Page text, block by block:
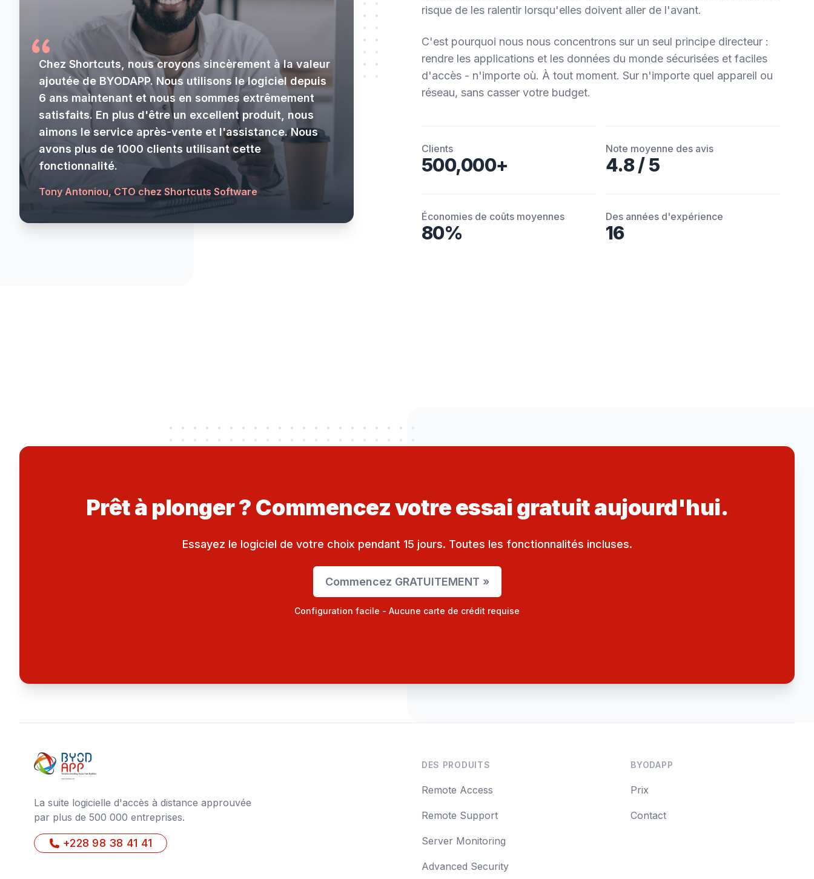
Chez Shortcuts, nous croyons sincèrement à la valeur
ajoutée de BYODAPP. Nous utilisons le logiciel depuis
6 ans maintenant et nous en sommes extrêmement
satisfaits. En plus d'être un excellent produit, nous
aimons le service après-vente et l'assistance. Nous
avons plus de 1000 clients utilisant cette
fonctionnalité.
Tony Antoniou, CTO chez Shortcuts Software
risque de les ralentir lorsqu'elles doivent aller de l'avant.
C'est pourquoi nous nous concentrons sur un seul principe directeur :
rendre les applications et les données du monde sécurisées et faciles
d'accès - n'importe où. À tout moment. Sur n'importe quel appareil ou
réseau, sans casser votre budget.
Clients
500,000+
Note moyenne des avis
4.8 / 5
Économies de coûts moyennes
80%
Des années d'expérience
16
Prêt à plonger ? Commencez votre essai gratuit aujourd'hui.
Essayez le logiciel de votre choix pendant 15 jours. Toutes les fonctionnalités incluses.
Commencez GRATUITEMENT »
Configuration facile - Aucune carte de crédit requise
La suite logicielle d'accès à distance approuvée
par plus de 500 000 entreprises.
+228 98 38 41 41
DES PRODUITS
Remote Access
Remote Support
Server Monitoring
Advanced Security
BYODAPP
Prix
Contact